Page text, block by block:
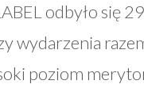
odbyło się
wydarzenia
poziom